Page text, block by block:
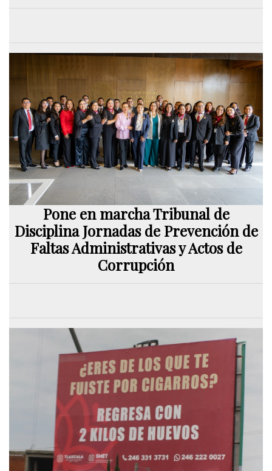
Pone en marcha Tribunal de
Disciplina Jornadas de Prevención de
Faltas Administrativas y Actos de
Corrupción